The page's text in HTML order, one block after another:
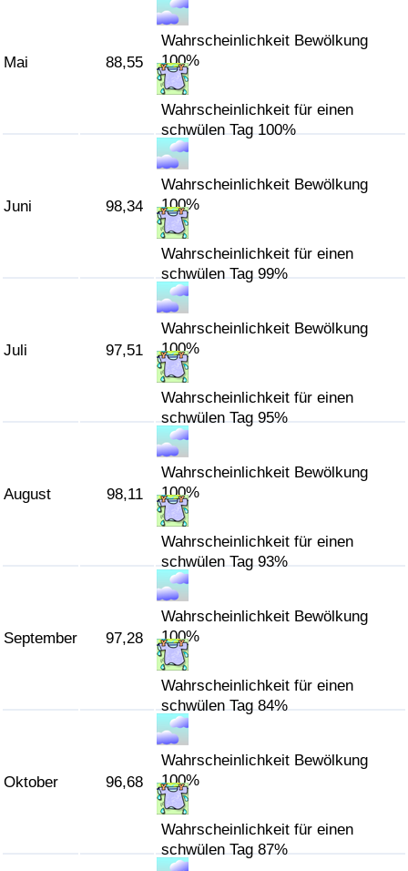
Mai 88,55
Wahrscheinlichkeit Bewölkung
100%
Wahrscheinlichkeit für einen
schwülen Tag 100%
Juni 98,34
Wahrscheinlichkeit Bewölkung
100%
Wahrscheinlichkeit für einen
schwülen Tag 99%
Juli 97,51
Wahrscheinlichkeit Bewölkung
100%
Wahrscheinlichkeit für einen
schwülen Tag 95%
August 98,11
Wahrscheinlichkeit Bewölkung
100%
Wahrscheinlichkeit für einen
schwülen Tag 93%
September 97,28
Wahrscheinlichkeit Bewölkung
100%
Wahrscheinlichkeit für einen
schwülen Tag 84%
Oktober 96,68
Wahrscheinlichkeit Bewölkung
100%
Wahrscheinlichkeit für einen
schwülen Tag 87%